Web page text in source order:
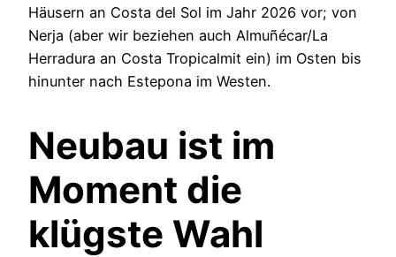
Häusern an Costa del Sol im Jahr 2026 vor; von
Nerja (aber wir beziehen auch Almuñécar/La
Herradura an Costa Tropicalmit ein) im Osten bis
hinunter nach Estepona im Westen.
Neubau ist im
Moment die
klügste Wahl